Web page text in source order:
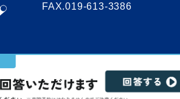
FAX.019-613-3386